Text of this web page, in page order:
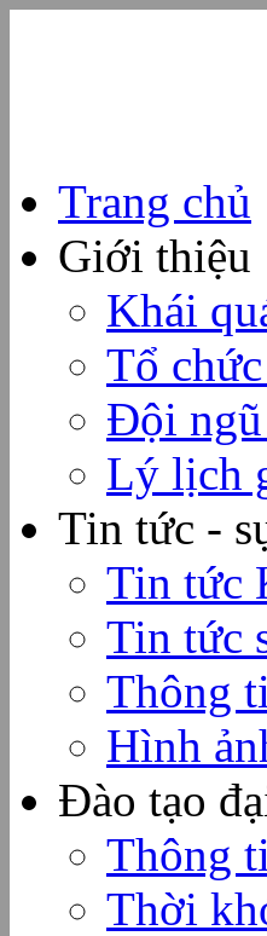
Trang chủ
Giới thiệu
Khái
Tổ
Đội ngũ
Lý lịch
Tin tức -
Tin tức
Tin tức
Thông
Hình
Đào tạo
Thông
Thời